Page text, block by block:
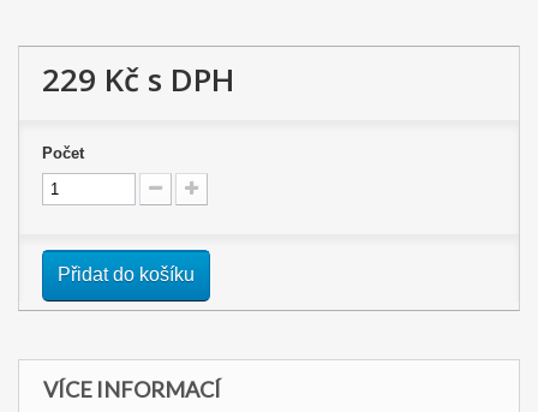
229 Kč s DPH
Počet
Přidat do košíku
VÍCE INFORMACÍ